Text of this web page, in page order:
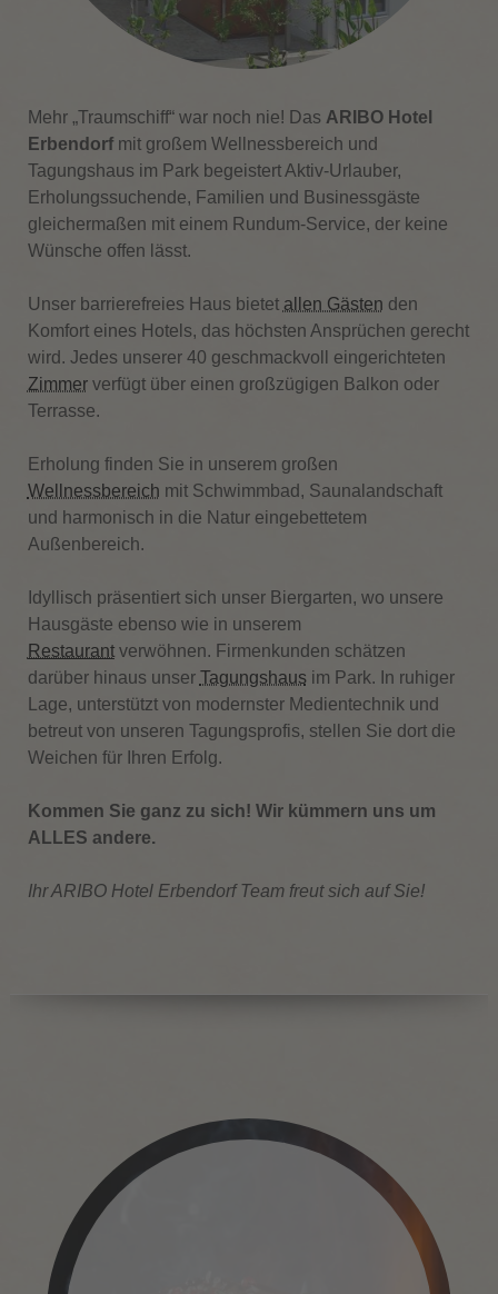
Mehr „Traumschiff“ war noch nie! Das ARIBO Hotel
Erbendorfmit großem Wellnessbereich und
Tagungshaus im Park begeistert Aktiv-Urlauber,
Erholungssuchende, Familien und Businessgäste
gleichermaßen mit einem Rundum-Service, der keine
Wünsche offen lässt.
Unser barrierefreies Haus bietet allen Gästen den
Komfort eines Hotels, das höchsten Ansprüchen gerecht
wird. Jedes unserer 40 geschmackvoll eingerichteten
Zimmerverfügt über einen großzügigen Balkon oder
Terrasse.
Erholung finden Sie in unserem großen
Wellnessbereich mit Schwimmbad, Saunalandschaft
und harmonisch in die Natur eingebettetem
Außenbereich.
Idyllisch präsentiert sich unser Biergarten, wo unsere
Hausgäste ebenso wie in unserem
Restaurantverwöhnen. Firmenkunden schätzen
darüber hinaus unser Tagungshausim Park. In ruhiger
Lage, unterstützt von modernster Medientechnik und
betreut von unseren Tagungsprofis, stellen Sie dort die
Weichen für Ihren Erfolg.
Kommen Sie ganz zu sich! Wir kümmern uns um
ALLES andere.
Ihr ARIBO Hotel Erbendorf Team freut sich auf Sie!